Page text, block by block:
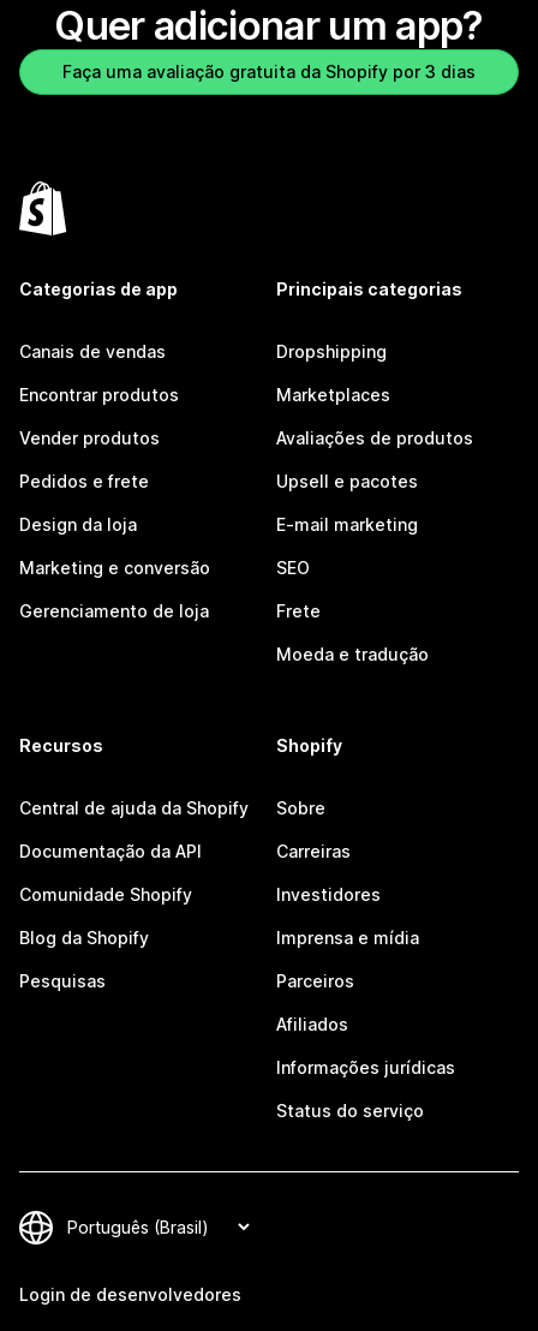
Quer adicionar um app?
Faça uma avaliação gratuita da Shopify por 3 dias
Categorias de app
Canais de vendas
Encontrar produtos
Vender produtos
Pedidos e frete
Design da loja
Marketing e conversão
Gerenciamento de loja
Principais categorias
Dropshipping
Marketplaces
Avaliações de produtos
Upsell e pacotes
E-mail marketing
SEO
Frete
Moeda e tradução
Recursos
Central de ajuda da Shopify
Documentação da API
Comunidade Shopify
Blog da Shopify
Pesquisas
Shopify
Sobre
Carreiras
Investidores
Imprensa e mídia
Parceiros
Afiliados
Informações jurídicas
Status do serviço
Login de desenvolvedores